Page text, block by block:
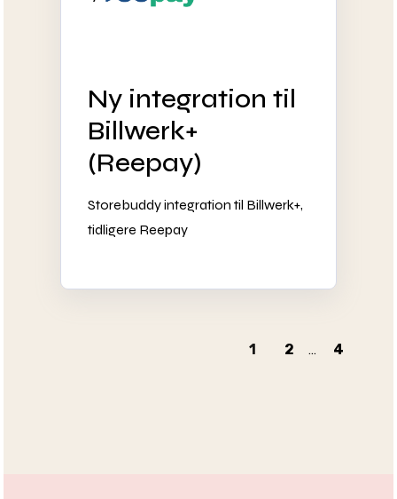
Ny integration til
Billwerk+
(Reepay)
Storebuddy integration til Billwerk+,
tidligere Reepay
1 2 ... 4